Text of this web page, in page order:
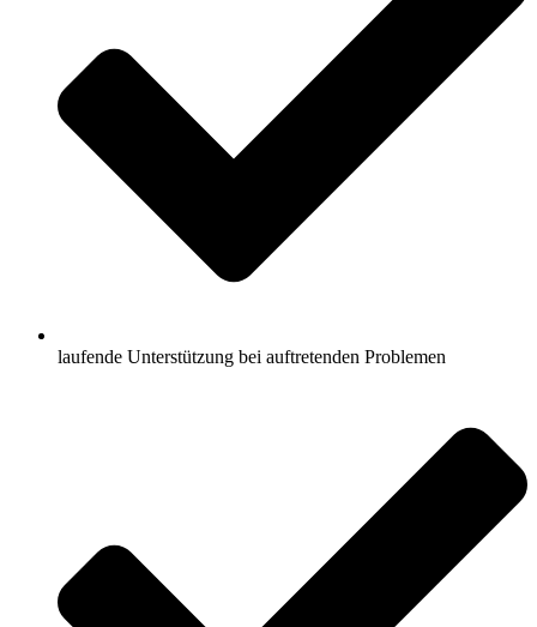
laufende Unterstützung bei auftretenden Problemen